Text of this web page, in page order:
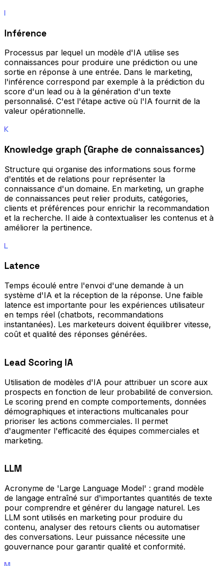
I
Inférence
Processus par lequel un modèle d'IA utilise ses
connaissances pour produire une prédiction ou une
sortie en réponse à une entrée. Dans le marketing,
l'inférence correspond par exemple à la prédiction du
score d'un lead ou à la génération d'un texte
personnalisé. C'est l'étape active où l'IA fournit de la
valeur opérationnelle.
K
Knowledge graph (Graphe de connaissances)
Structure qui organise des informations sous forme
d'entités et de relations pour représenter la
connaissance d'un domaine. En marketing, un graphe
de connaissances peut relier produits, catégories,
clients et préférences pour enrichir la recommandation
et la recherche. Il aide à contextualiser les contenus et à
améliorer la pertinence.
L
Latence
Temps écoulé entre l'envoi d'une demande à un
système d'IA et la réception de la réponse. Une faible
latence est importante pour les expériences utilisateur
en temps réel (chatbots, recommandations
instantanées). Les marketeurs doivent équilibrer vitesse,
coût et qualité des réponses générées.
Lead Scoring IA
Utilisation de modèles d'IA pour attribuer un score aux
prospects en fonction de leur probabilité de conversion.
Le scoring prend en compte comportements, données
démographiques et interactions multicanales pour
prioriser les actions commerciales. Il permet
d'augmenter l'efficacité des équipes commerciales et
marketing.
LLM
Acronyme de 'Large Language Model' : grand modèle
de langage entraîné sur d'importantes quantités de texte
pour comprendre et générer du langage naturel. Les
LLM sont utilisés en marketing pour produire du
contenu, analyser des retours clients ou automatiser
des conversations. Leur puissance nécessite une
gouvernance pour garantir qualité et conformité.